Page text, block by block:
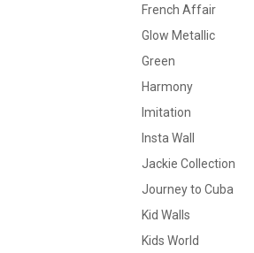
French Affair
Glow Metallic
Green
Harmony
Imitation
Insta Wall
Jackie Collection
Journey to Cuba
Kid Walls
Kids World